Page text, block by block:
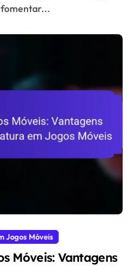
fomentar...
Jogos Móveis
Móveis: Vantagens